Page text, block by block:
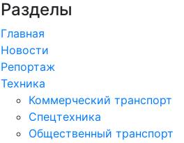
Разделы
Главная
Новости
Репортаж
Техника
Коммерческий транспорт
Спецтехника
Общественный транспорт